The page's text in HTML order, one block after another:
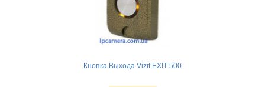
Кнопка Выхода Vizit EXIT-500